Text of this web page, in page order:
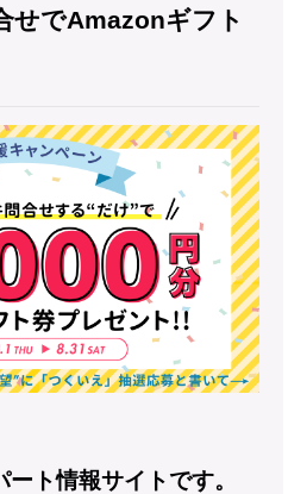
せでAmazonギフト
ト情報サイトです。